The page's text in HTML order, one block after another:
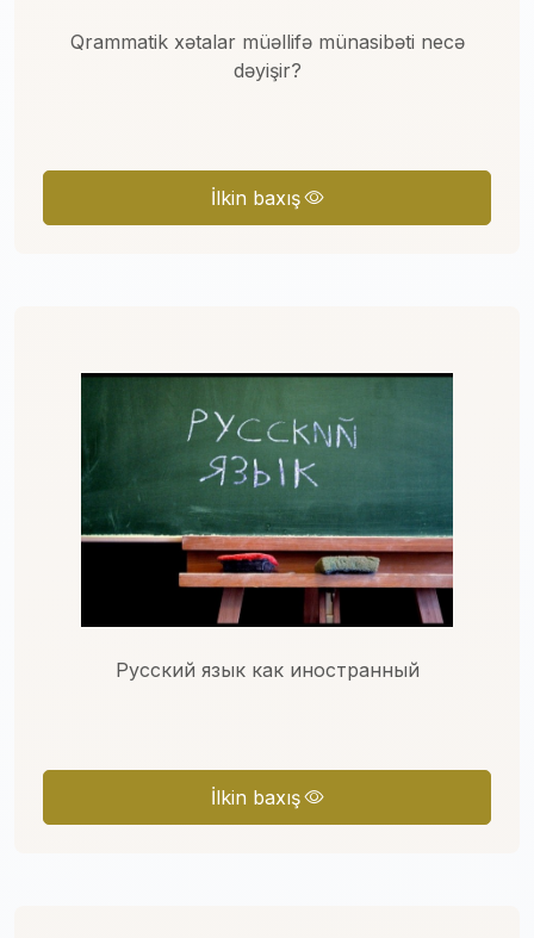
Qrammatik xətalar müəllifə münasibəti necə
dəyişir?
İlkin baxış
Русский язык как иностранный
İlkin baxış